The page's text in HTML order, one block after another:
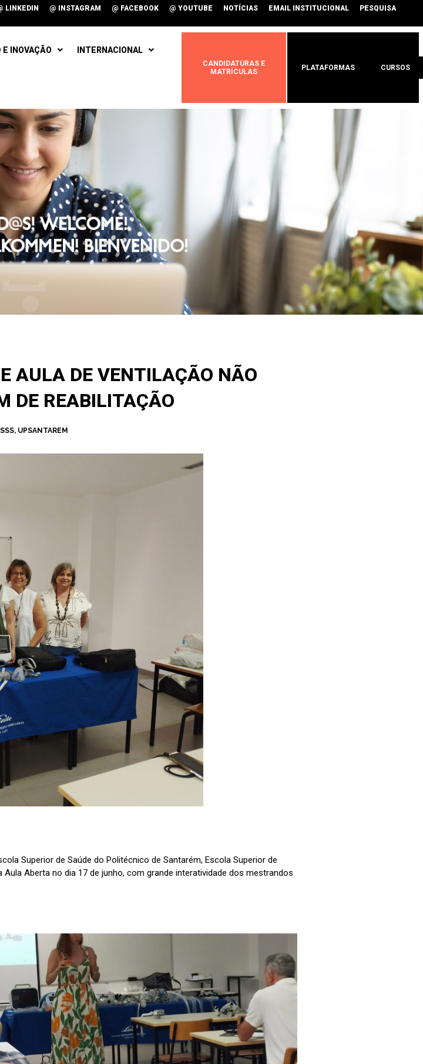
LINKEDIN @ INSTAGRAM @ FACEBOOK @ YOUTUBE NOTÍCIAS EMAIL INSTITUCIONAL
PESQUISA
E INOVAÇÃO INTERNACIONAL
CANDIDATURAS E
MATRÍCULAS
PLATAFORMAS CURSOS
AULA DE VENTILAÇÃO NÃO
DE REABILITAÇÃO
, UPSANTAREM
Superior de Saúde do Politécnico de Santarém, Escola Superior de
Aberta no dia 17 de junho, com grande interatividade dos mestrandos